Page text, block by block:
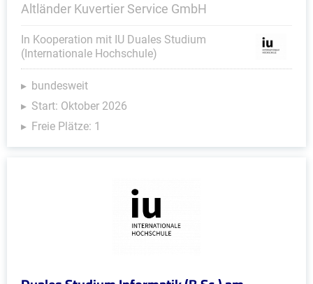
Altländer Kuvertier Service GmbH
In Kooperation mit IU Duales Studium
(Internationale Hochschule)
bundesweit
Start: Oktober 2026
Freie Plätze: 1